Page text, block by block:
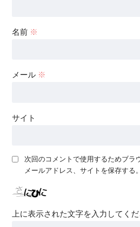
名前 ※
メール ※
サイト
次回のコメントで使用するためブラ
メールアドレス、サイトを保存する。
上に表示された文字を入力してくだ